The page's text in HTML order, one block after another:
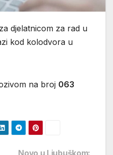
djelatnicom za rad u
kod kolodvora u
na broj 063